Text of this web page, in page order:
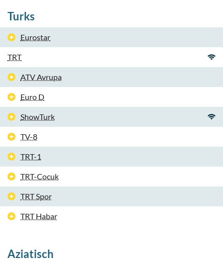
Turks
Eurostar
TRT
ATV Avrupa
Euro D
ShowTurk
TV-8
TRT-1
TRT-Cocuk
TRT Spor
TRT Habar
Aziatisch